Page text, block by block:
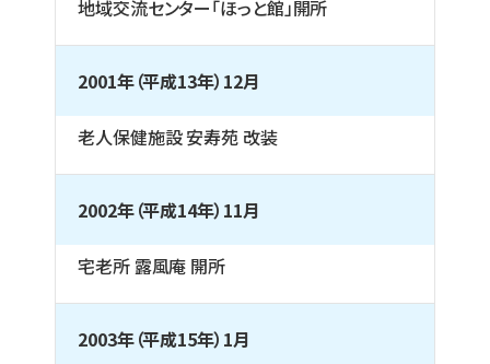
地域交流センター「ほっと館」開所
2001年（平成13年）12月
老人保健施設 安寿苑 改装
2002年（平成14年）11月
宅老所 露風庵 開所
2003年（平成15年）1月